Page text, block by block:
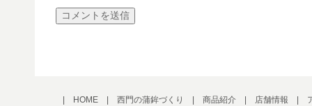
HOME 西門の蒲鉾づくり 商品紹介 店舗情報